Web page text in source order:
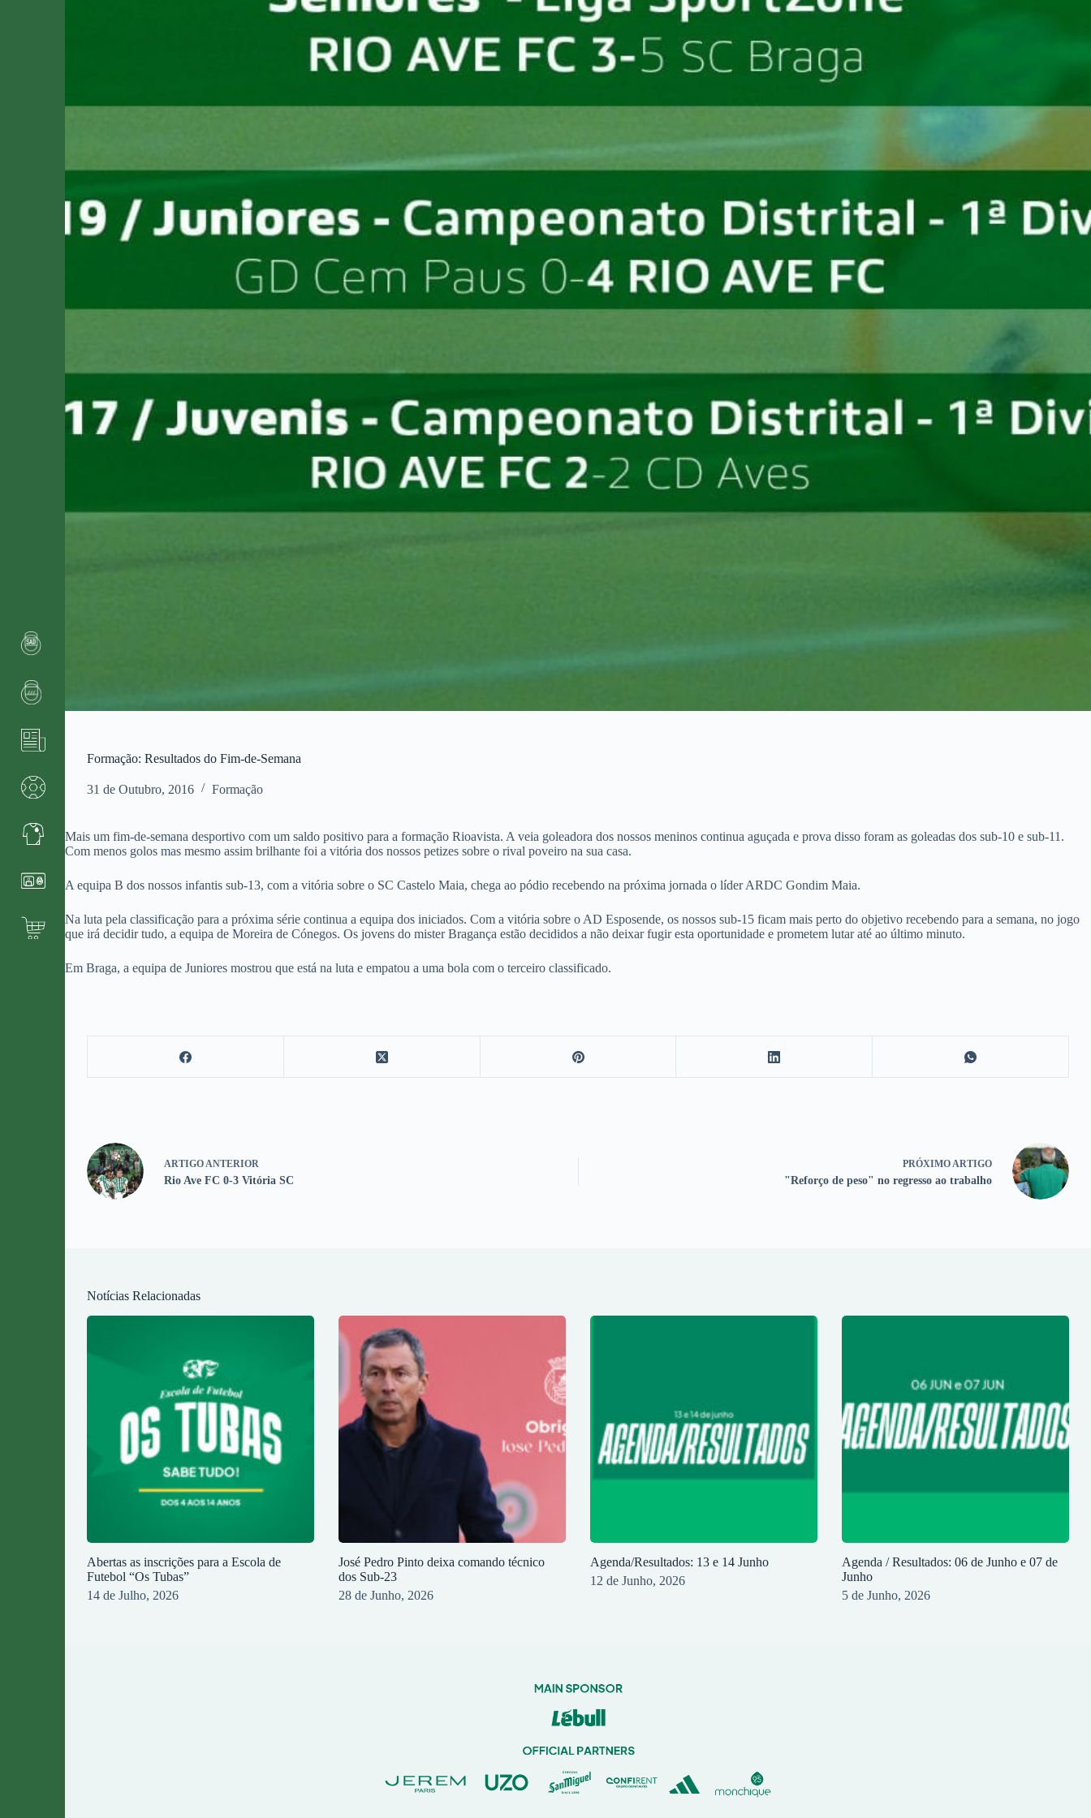
Formação: Resultados do Fim-de-Semana
31 de Outubro, 2016 Formação
Mais um fim-de-semana desportivo com um saldo positivo para a formação Rioavista. A veia goleadora dos nossos meninos continua aguçada e prova disso foram as goleadas dos sub-10 e sub-11.
Com menos golos mas mesmo assim brilhante foi a vitória dos nossos petizes sobre o rival poveiro na sua casa.
A equipa B dos nossos infantis sub-13, com a vitória sobre o SC Castelo Maia, chega ao pódio recebendo na próxima jornada o líder ARDC Gondim Maia.
Na luta pela classificação para a próxima série continua a equipa dos iniciados. Com a vitória sobre o AD Esposende, os nossos sub-15 ficam mais perto do objetivo recebendo para a semana, no jogo
que irá decidir tudo, a equipa de Moreira de Cónegos. Os jovens do mister Bragança estão decididos a não deixar fugir esta oportunidade e prometem lutar até ao último minuto.
Em Braga, a equipa de Juniores mostrou que está na luta e empatou a uma bola com o terceiro classificado.
ARTIGO ANTERIOR
Rio Ave FC 0-3 Vitória SC
PRÓXIMO ARTIGO
"Reforço de peso" no regresso ao trabalho
Notícias Relacionadas
Abertas as inscrições para a Escola de
Futebol “Os Tubas”
14 de Julho, 2026
José Pedro Pinto deixa comando técnico
dos Sub-23
28 de Junho, 2026
Agenda/Resultados: 13 e 14 Junho
12 de Junho, 2026
Agenda / Resultados: 06 de Junho e 07 de
Junho
5 de Junho, 2026